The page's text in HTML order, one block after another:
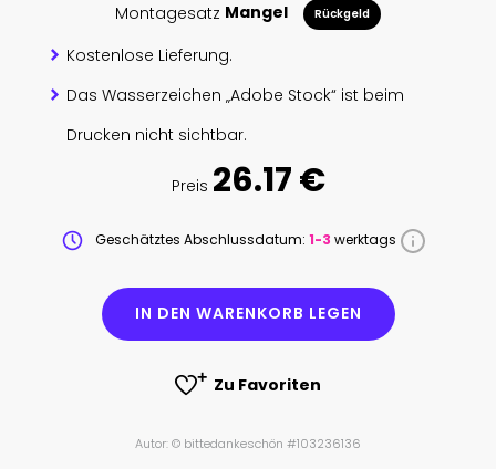
Montagesatz Mangel Rückgeld
Kostenlose Lieferung.
Das Wasserzeichen „Adobe Stock“ ist beim
Drucken nicht sichtbar.
Preis 26.17 €
Geschätztes Abschlussdatum: 1-3 werktags
IN DEN WARENKORB LEGEN
Zu Favoriten
Autor: © bittedankeschön #103236136